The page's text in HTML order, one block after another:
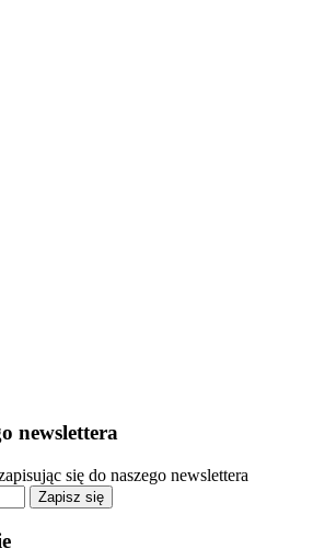
newslettera
się do naszego newslettera
Zapisz się